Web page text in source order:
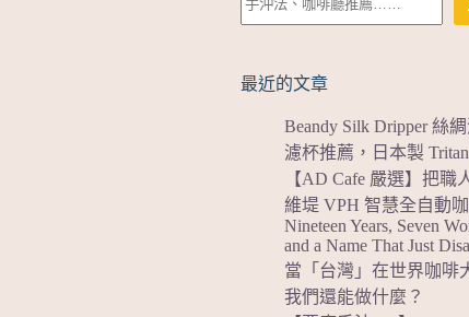
最近的文章
Beandy Silk Dripper 絲
濾杯推薦，日本製
【AD Cafe 嚴選】把職
維堤 VPH 智慧全自動
Nineteen Years, Seven
and a Name That Just
當「台灣」在世界咖啡
我們還能做什麼？